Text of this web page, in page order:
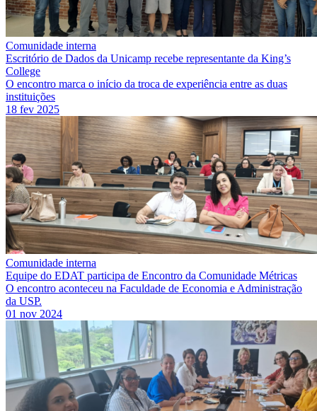
Comunidade interna
Escritório de Dados da Unicamp recebe representante da King’s
College
O encontro marca o início da troca de experiência entre as duas
instituições
18 fev 2025
Comunidade interna
Equipe do EDAT participa de Encontro da Comunidade Métricas
O encontro aconteceu na Faculdade de Economia e Administração
da USP.
01 nov 2024